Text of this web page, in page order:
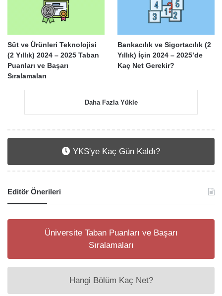
Süt ve Ürünleri Teknolojisi
(2 Yıllık) 2024 – 2025 Taban
Puanları ve Başarı
Sıralamaları
Bankacılık ve Sigortacılık (2
Yıllık) İçin 2024 – 2025’de
Kaç Net Gerekir?
Daha Fazla Yükle
YKS'ye Kaç Gün Kaldı?
Editör Önerileri
Üniversite Taban Puanları ve Başarı
Sıralamaları
Hangi Bölüm Kaç Net?